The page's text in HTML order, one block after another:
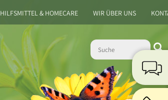
HILFSMITTEL & HOMECARE WIR ÜBER UNS